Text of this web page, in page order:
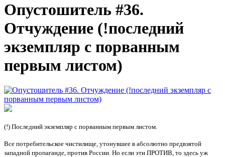
Опустошитель #36.
Отчуждение (!последний
экземпляр с порванным
первым листом)
(!) Последний экземпляр с порванным первым листом.
Все потребительское чистилище, утонувшее в абсолютно предвзятой
западной пропаганде, против России. Но если эти ПРОТИВ, то здесь уж